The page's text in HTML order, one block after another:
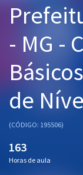
Cursos 20% OFF
Graduação
OAB
Questões grátis
- MG -
de
(CÓDIGO: 195506)
163
Horas de aula